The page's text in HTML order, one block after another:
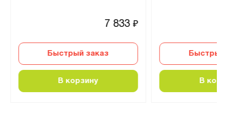
7 833₽
Быстрый заказ
В корзину
Быстрый
В